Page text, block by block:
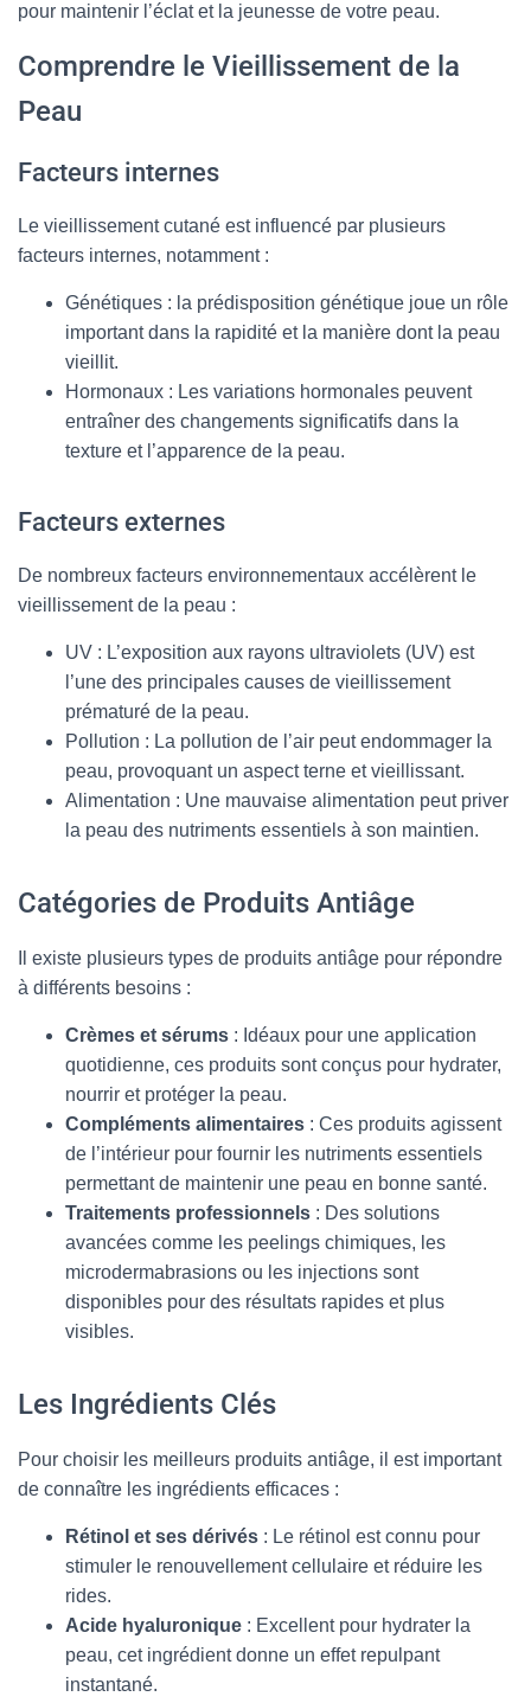
pour maintenir l’éclat et la jeunesse de votre peau.
Comprendre le Vieillissement de la
Peau
Facteurs internes
Le vieillissement cutané est influencé par plusieurs
facteurs internes, notamment :
Génétiques : la prédisposition génétique joue un rôle
important dans la rapidité et la manière dont la peau
vieillit.
Hormonaux : Les variations hormonales peuvent
entraîner des changements significatifs dans la
texture et l’apparence de la peau.
Facteurs externes
De nombreux facteurs environnementaux accélèrent le
vieillissement de la peau :
UV : L’exposition aux rayons ultraviolets (UV) est
l’une des principales causes de vieillissement
prématuré de la peau.
Pollution : La pollution de l’air peut endommager la
peau, provoquant un aspect terne et vieillissant.
Alimentation : Une mauvaise alimentation peut priver
la peau des nutriments essentiels à son maintien.
Catégories de Produits Antiâge
Il existe plusieurs types de produits antiâge pour répondre
à différents besoins :
Crèmes et sérums : Idéaux pour une application
quotidienne, ces produits sont conçus pour hydrater,
nourrir et protéger la peau.
Compléments alimentaires : Ces produits agissent
de l’intérieur pour fournir les nutriments essentiels
permettant de maintenir une peau en bonne santé.
Traitements professionnels : Des solutions
avancées comme les peelings chimiques, les
microdermabrasions ou les injections sont
disponibles pour des résultats rapides et plus
visibles.
Les Ingrédients Clés
Pour choisir les meilleurs produits antiâge, il est important
de connaître les ingrédients efficaces :
Rétinol et ses dérivés : Le rétinol est connu pour
stimuler le renouvellement cellulaire et réduire les
rides.
Acide hyaluronique : Excellent pour hydrater la
peau, cet ingrédient donne un effet repulpant
instantané.